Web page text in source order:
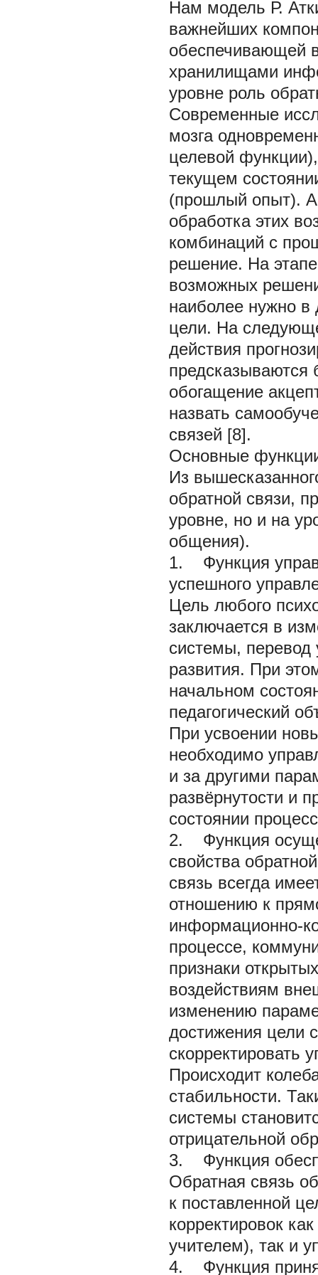
Нам модель Р.
важнейших
обеспечивающей
хранилищами
уровне роль
Современные
мозга
целевой
текущем
(прошлый опыт).
обработка этих
комбинаций с
решение. На
возможных
наиболее нужно в
цели. На
действия
предсказываются
обогащение
назвать
связей [8].
Основные
Из
обратной связи,
уровне, но и на
общения).
1. Функция
успешного
Цель любого
заключается в
системы, перевод
развития. При
начальном
педагогический
При усвоении
необходимо
и за другими
развёрнутости и
состоянии
2. Функция
свойства
связь всегда
отношению к
информационно-
процессе,
признаки
воздействиям
изменению
достижения цели
скорректировать
Происходит
стабильности.
системы
отрицательной
3. Функция
Обратная связь
к поставленной
корректировок
учителем), так и
4. Функция